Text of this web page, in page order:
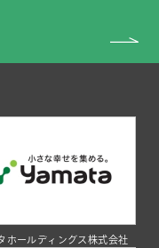
ホールディングス株式会社